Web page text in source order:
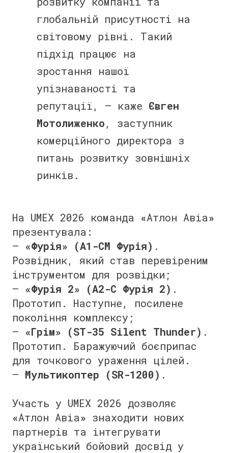
глобальній присутності на
світовому рівні. Такий
підхід працює на
зростання нашої
упізнаваності та
репутації, – каже Євген
Мотолиженко, заступник
комерційного директора з
питань розвитку зовнішніх
ринків.
На UMEX 2026 команда «Атлон Авіа»
презентувала:
– «Фурія» (A1-СM Фурія) .
Розвідник, який став перевіреним
інструментом для розвідки;
– «Фурія 2» (A2-C Фурія 2) .
Прототип. Наступне, посилене
покоління комплексу;
– «Грім» (ST-35 Silent Thunder) .
Прототип. Баражуючий боєприпас
для точкового ураження цілей.
– Мультикоптер (SR-1200) .
Участь у UMEX 2026 дозволяє
«Атлон Авіа» знаходити нових
партнерів та інтегрувати
український бойовий досвід у